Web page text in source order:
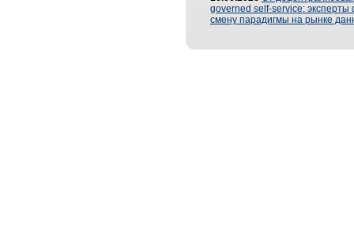
governed self-service: эксперты
смену парадигмы на рынке